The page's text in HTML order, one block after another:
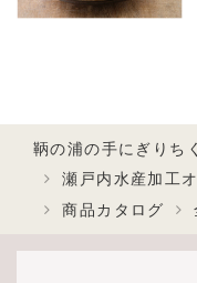
鞆の浦の手にぎりち
瀬戸内水産加工
商品カタログ